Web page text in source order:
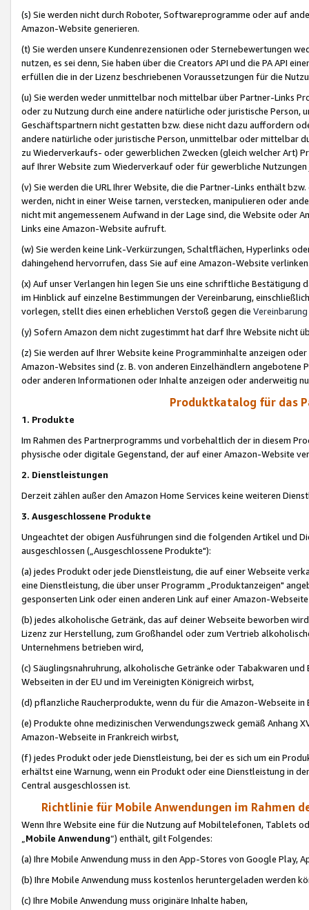
(s) Sie werden nicht durch Roboter, Softwareprogramme oder auf
Amazon-Website generieren.
(t) Sie werden unsere Kundenrezensionen oder Sternebewertungen
nutzen, es sei denn, Sie haben über die Creators API und die PA API
erfüllen die in der Lizenz beschriebenen Voraussetzungen für die
(u) Sie werden weder unmittelbar noch mittelbar über Partner-Links
oder zu Nutzung durch eine andere natürliche oder juristische
Geschäftspartnern nicht gestatten bzw. diese nicht dazu auffordern
andere natürliche oder juristische Person, unmittelbar oder mittelbar
zu Wiederverkaufs- oder gewerblichen Zwecken (gleich welcher Art)
auf Ihrer Website zum Wiederverkauf oder für gewerbliche
(v) Sie werden die URL Ihrer Website, die die Partner-Links enthält
werden, nicht in einer Weise tarnen, verstecken, manipulieren oder
nicht mit angemessenem Aufwand in der Lage sind, die Website oder
Links eine Amazon-Website aufruft.
(w) Sie werden keine Link-Verkürzungen, Schaltflächen, Hyperlinks
dahingehend hervorrufen, dass Sie auf eine Amazon-Website
(x) Auf unser Verlangen hin legen Sie uns eine schriftliche
im Hinblick auf einzelne Bestimmungen der Vereinbarung,
vorlegen, stellt dies einen erheblichen Verstoß gegen die Vereinbarung
(y) Sofern Amazon dem nicht zugestimmt hat darf Ihre Website nicht
(z) Sie werden auf Ihrer Website keine Programminhalte anzeigen
Amazon-Websites sind (z. B. von anderen Einzelhändlern
oder anderen Informationen oder Inhalte anzeigen oder anderweitig
Produktkatalog für das
1. Produkte
Im Rahmen des Partnerprogramms und vorbehaltlich der in diesem
physische oder digitale Gegenstand, der auf einer Amazon-Website
2. Dienstleistungen
Derzeit zählen außer den Amazon Home Services keine weiteren
3. Ausgeschlossene Produkte
Ungeachtet der obigen Ausführungen sind die folgenden Artikel und
ausgeschlossen („Ausgeschlossene Produkte"):
(a) jedes Produkt oder jede Dienstleistung, die auf einer Webseite
eine Dienstleistung, die über unser Programm „Produktanzeigen"
gesponserten Link oder einen anderen Link auf einer Amazon-
(b) jedes alkoholische Getränk, das auf deiner Webseite beworben
Lizenz zur Herstellung, zum Großhandel oder zum Vertrieb
Unternehmens betrieben wird,
(c) Säuglingsnahruhrung, alkoholische Getränke oder Tabakwaren
Webseiten in der EU und im Vereinigten Königreich wirbst,
(d) pflanzliche Raucherprodukte, wenn du für die Amazon-Webseite in
(e) Produkte ohne medizinischen Verwendungszweck gemäß Anhang
Amazon-Webseite in Frankreich wirbst,
(f) jedes Produkt oder jede Dienstleistung, bei der es sich um ein
erhältst eine Warnung, wenn ein Produkt oder eine Dienstleistung in
Central ausgeschlossen ist.
Richtlinie für Mobile Anwendungen im Rahmen
Wenn Ihre Website eine für die Nutzung auf Mobiltelefonen, Tablets
„Mobile Anwendung“) enthält, gilt Folgendes:
(a) Ihre Mobile Anwendung muss in den App-Stores von Google Play,
(b) Ihre Mobile Anwendung muss kostenlos heruntergeladen werden
(c) Ihre Mobile Anwendung muss originäre Inhalte haben,